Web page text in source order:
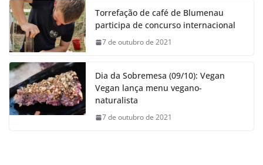
Torrefação de café de Blumenau
participa de concurso internacional
7 de outubro de 2021
Dia da Sobremesa (09/10): Vegan
Vegan lança menu vegano-
naturalista
7 de outubro de 2021